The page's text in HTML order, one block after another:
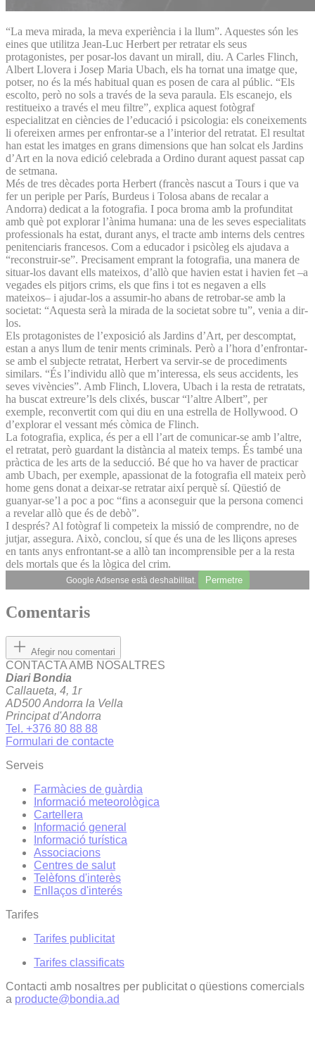
“La meva mirada, la meva experiència i la llum”. Aquestes són les
eines que utilitza Jean-Luc Herbert per retratar els seus
protagonistes, per posar-los davant un mirall, diu. A Carles Flinch,
Albert Llovera i Josep Maria Ubach, els ha tornat una imatge que,
potser, no és la més habitual quan es posen de cara al públic. “Els
escolto, però no sols a través de la seva paraula. Els escanejo, els
restitueixo a través el meu filtre”, explica aquest fotògraf
especialitzat en ciències de l’educació i psicologia: els coneixements
li ofereixen armes per enfrontar-se a l’interior del retratat. El resultat
han estat les imatges en grans dimensions que han solcat els Jardins
d’Art en la nova edició celebrada a Ordino durant aquest passat cap
de setmana.
Més de tres dècades porta Herbert (francès nascut a Tours i que va
fer un periple per París, Burdeus i Tolosa abans de recalar a
Andorra) dedicat a la fotografia. I poca broma amb la profunditat
amb què pot explorar l’ànima humana: una de les seves especialitats
professionals ha estat, durant anys, el tracte amb interns dels centres
penitenciaris francesos. Com a educador i psicòleg els ajudava a
“reconstruir-se”. Precisament emprant la fotografia, una manera de
situar-los davant ells mateixos, d’allò que havien estat i havien fet –a
vegades els pitjors crims, els que fins i tot es negaven a ells
mateixos– i ajudar-los a assumir-ho abans de retrobar-se amb la
societat: “Aquesta serà la mirada de la societat sobre tu”, venia a dir-
los.
Els protagonistes de l’exposició als Jardins d’Art, per descomptat,
estan a anys llum de tenir ments criminals. Però a l’hora d’enfrontar-
se amb el subjecte retratat, Herbert va servir-se de procediments
similars. “És l’individu allò que m’interessa, els seus accidents, les
seves vivències”. Amb Flinch, Llovera, Ubach i la resta de retratats,
ha buscat extreure’ls dels clixés, buscar “l’altre Albert”, per
exemple, reconvertit com qui diu en una estrella de Hollywood. O
d’explorar el vessant més còmica de Flinch.
La fotografia, explica, és per a ell l’art de comunicar-se amb l’altre,
el retratat, però guardant la distància al mateix temps. És també una
pràctica de les arts de la seducció. Bé que ho va haver de practicar
amb Ubach, per exemple, apassionat de la fotografia ell mateix però
home gens donat a deixar-se retratar així perquè sí. Qüestió de
guanyar-se’l a poc a poc “fins a aconseguir que la persona comenci
a revelar allò que és de debò”.
I després? Al fotògraf li competeix la missió de comprendre, no de
jutjar, assegura. Això, conclou, sí que és una de les lliçons apreses
en tants anys enfrontant-se a allò tan incomprensible per a la resta
dels mortals que és la lògica del crim.
Google Adsense està deshabilitat. Permetre
Comentaris
Afegir nou comentari
CONTACTA AMB NOSALTRES
Diari Bondia
Callaueta, 4, 1r
AD500 Andorra la Vella
Principat d'Andorra
Tel. +376 80 88 88
Formulari de contacte
Serveis
Farmàcies de guàrdia
Informació meteorològica
Cartellera
Informació general
Informació turística
Associacions
Centres de salut
Telèfons d'interès
Enllaços d'interés
Tarifes
Tarifes publicitat
Tarifes classificats
Contacti amb nosaltres per publicitat o qüestions comercials
a producte@bondia.ad